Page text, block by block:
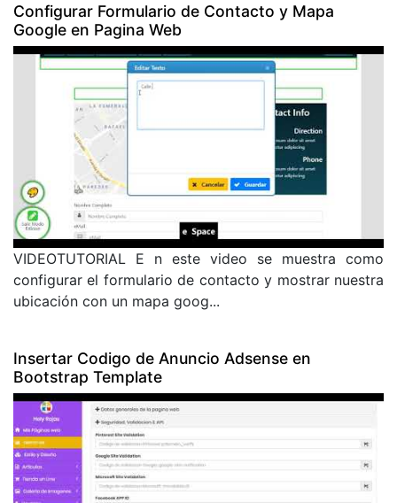
Configurar Formulario de Contacto y Mapa
Google en Pagina Web
VIDEOTUTORIAL E n este video se muestra como
configurar el formulario de contacto y mostrar nuestra
ubicación con un mapa goog...
Insertar Codigo de Anuncio Adsense en
Bootstrap Template